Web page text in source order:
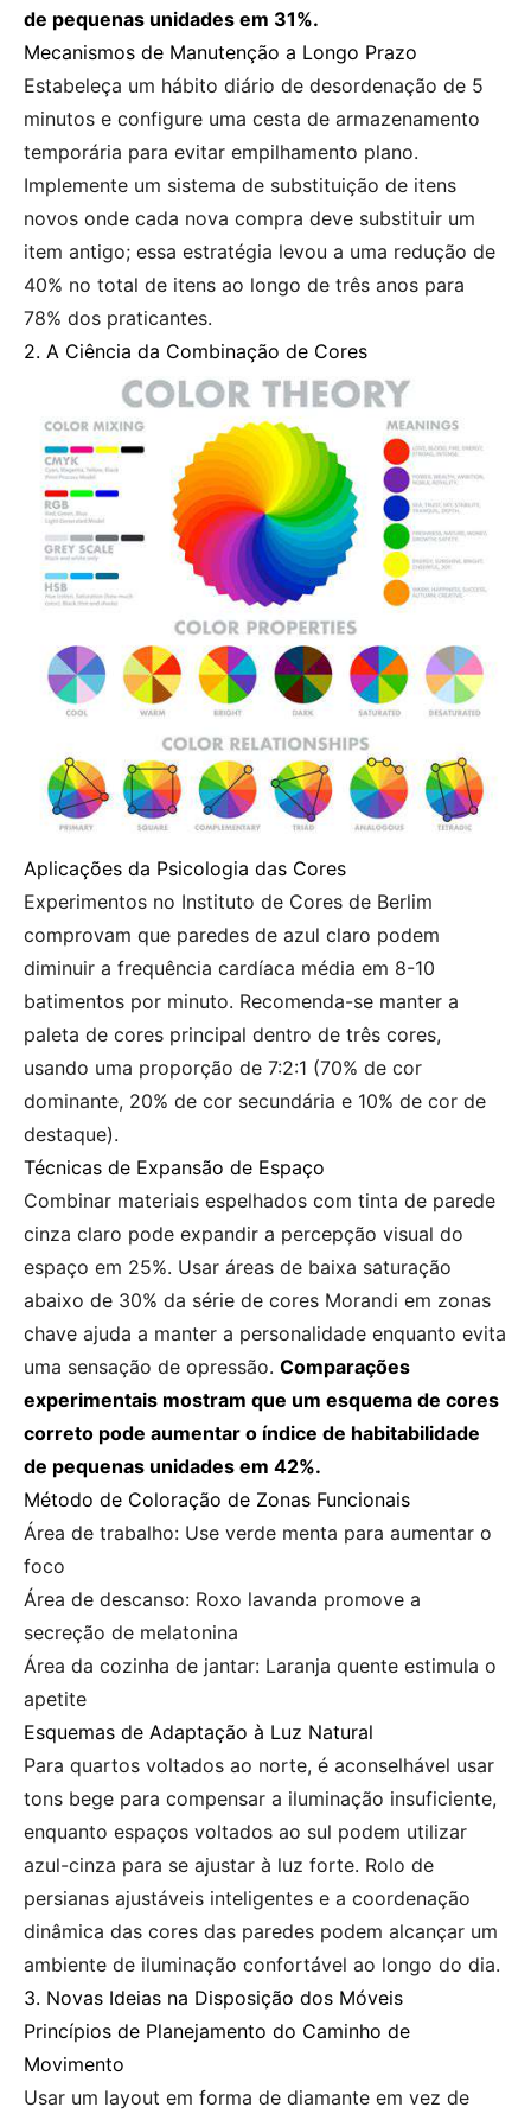
de pequenas unidades em 31%.
Mecanismos de Manutenção a Longo Prazo
Estabeleça um hábito diário de desordenação de 5
minutos e configure uma cesta de armazenamento
temporária para evitar empilhamento plano.
Implemente um sistema de substituição de itens
novos onde cada nova compra deve substituir um
item antigo; essa estratégia levou a uma redução de
40% no total de itens ao longo de três anos para
78% dos praticantes.
2. A Ciência da Combinação de Cores
Aplicações da Psicologia das Cores
Experimentos no Instituto de Cores de Berlim
comprovam que paredes de azul claro podem
diminuir a frequência cardíaca média em 8-10
batimentos por minuto. Recomenda-se manter a
paleta de cores principal dentro de três cores,
usando uma proporção de 7:2:1 (70% de cor
dominante, 20% de cor secundária e 10% de cor de
destaque).
Técnicas de Expansão de Espaço
Combinar materiais espelhados com tinta de parede
cinza claro pode expandir a percepção visual do
espaço em 25%. Usar áreas de baixa saturação
abaixo de 30% da série de cores Morandi em zonas
chave ajuda a manter a personalidade enquanto evita
uma sensação de opressão. Comparações
experimentais mostram que um esquema de cores
correto pode aumentar o índice de habitabilidade
de pequenas unidades em 42%.
Método de Coloração de Zonas Funcionais
Área de trabalho: Use verde menta para aumentar o
foco
Área de descanso: Roxo lavanda promove a
secreção de melatonina
Área da cozinha de jantar: Laranja quente estimula o
apetite
Esquemas de Adaptação à Luz Natural
Para quartos voltados ao norte, é aconselhável usar
tons bege para compensar a iluminação insuficiente,
enquanto espaços voltados ao sul podem utilizar
azul-cinza para se ajustar à luz forte. Rolo de
persianas ajustáveis inteligentes e a coordenação
dinâmica das cores das paredes podem alcançar um
ambiente de iluminação confortável ao longo do dia.
3. Novas Ideias na Disposição dos Móveis
Princípios de Planejamento do Caminho de
Movimento
Usar um layout em forma de diamante em vez de